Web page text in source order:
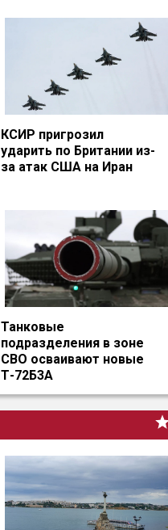
КСИР пригрозил
ударить по Британии из-
за атак США на Иран
Танковые
подразделения в зоне
СВО осваивают новые
Т-72Б3А